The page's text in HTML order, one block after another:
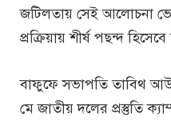
জটিলতায় সেই আলোচনা
প্রক্রিয়ায় শীর্ষ পছন্দ
বাফুফে সভাপতি তাবিথ
মে জাতীয় দলের প্রস্তুতি